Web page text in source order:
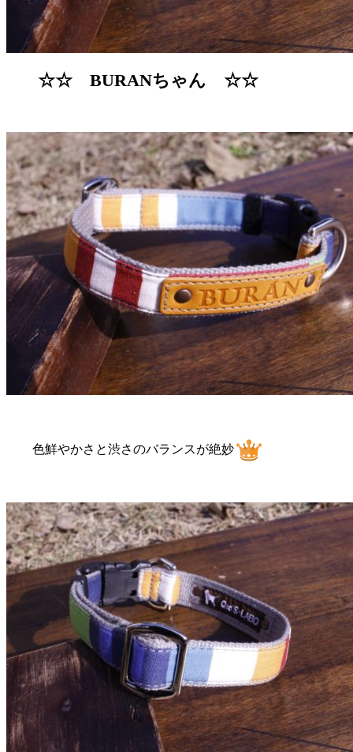
☆☆ BURANちゃん ☆☆
色鮮やかさと渋さのバランスが絶妙